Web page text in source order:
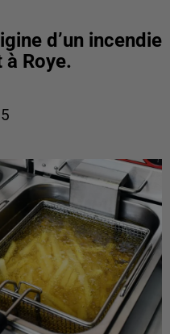
d’un incendie
Roye.